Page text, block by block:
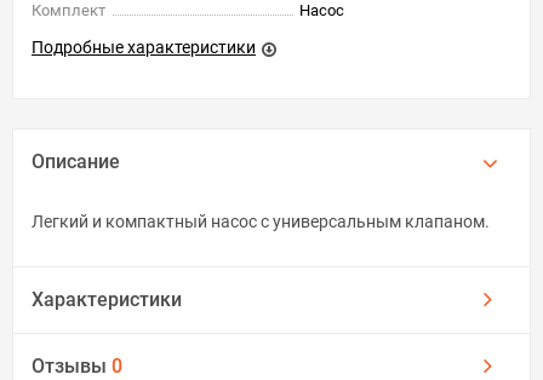
Комплект
Насос
Подробные характеристики
Описание
Легкий и компактный насос с универсальным клапаном.
Характеристики
Отзывы 0